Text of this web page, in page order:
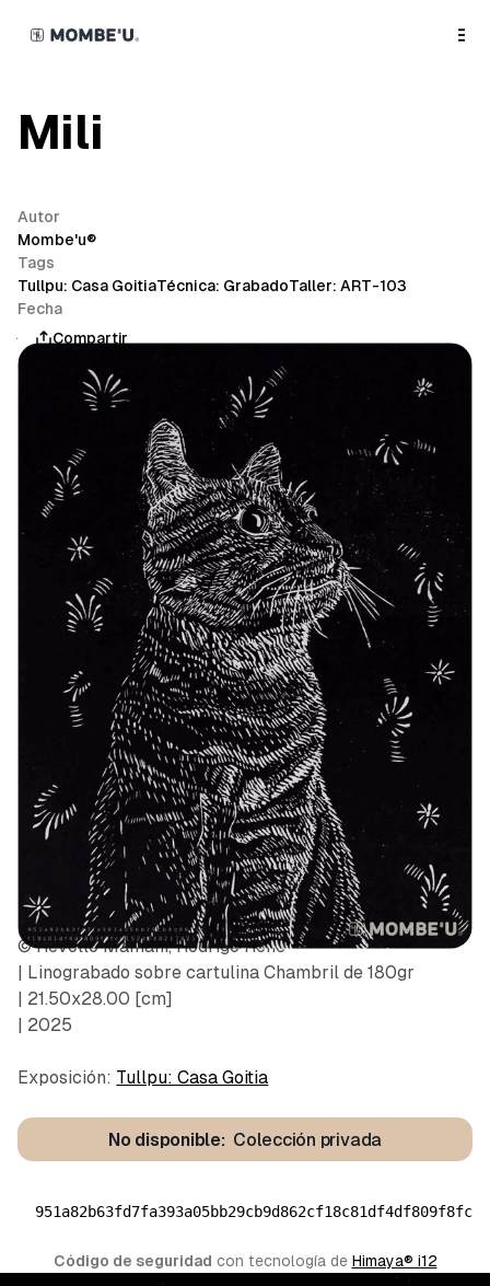
Mili
Autor
Mombe'u®
Tags
Tullpu: Casa GoitiaTécnica: GrabadoTaller: ART-103
Fecha
julio 4, 2025
Compartir
© Revollo Mamani, Rodrigo Rene
| Linograbado sobre cartulina Chambril de 180gr
| 21.50x28.00 [cm]
| 2025
Exposición: Tullpu: Casa Goitia
No disponible: Colección privada
Código de seguridad con tecnología de Himaya® i12